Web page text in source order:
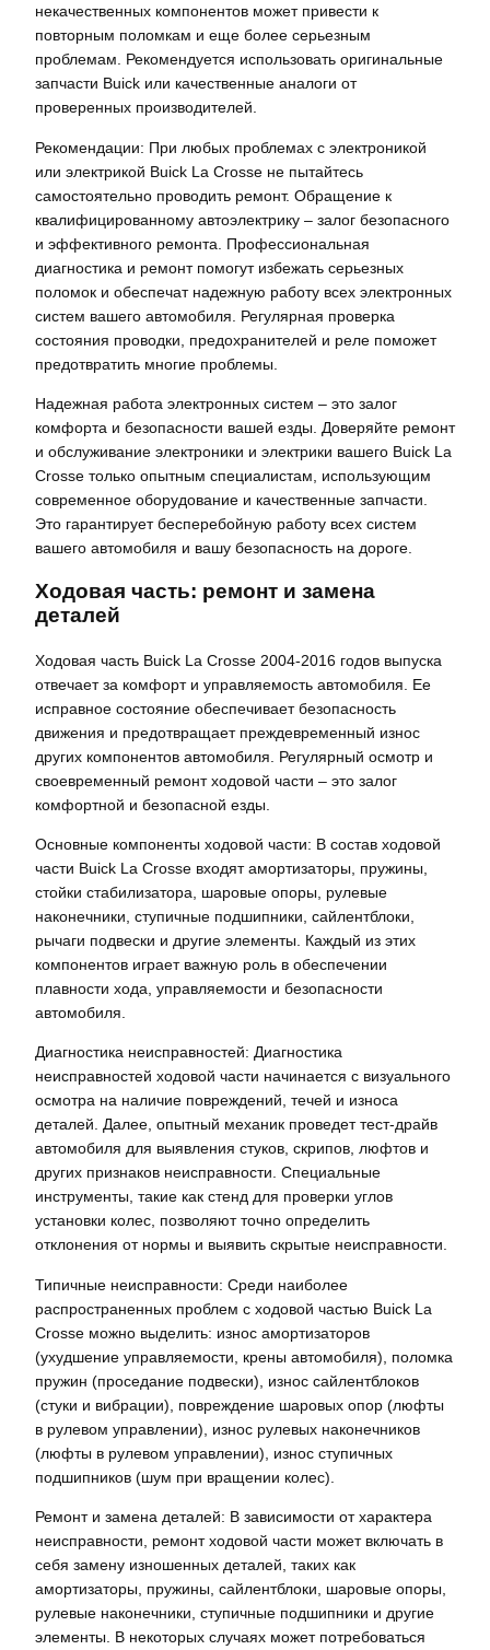
некачественных компонентов может привести к
повторным поломкам и еще более серьезным
проблемам. Рекомендуется использовать оригинальные
запчасти Buick или качественные аналоги от
проверенных производителей.
Рекомендации: При любых проблемах с электроникой
или электрикой Buick La Crosse не пытайтесь
самостоятельно проводить ремонт. Обращение к
квалифицированному автоэлектрику – залог безопасного
и эффективного ремонта. Профессиональная
диагностика и ремонт помогут избежать серьезных
поломок и обеспечат надежную работу всех электронных
систем вашего автомобиля. Регулярная проверка
состояния проводки, предохранителей и реле поможет
предотвратить многие проблемы.
Надежная работа электронных систем – это залог
комфорта и безопасности вашей езды. Доверяйте ремонт
и обслуживание электроники и электрики вашего Buick La
Crosse только опытным специалистам, использующим
современное оборудование и качественные запчасти.
Это гарантирует бесперебойную работу всех систем
вашего автомобиля и вашу безопасность на дороге.
Ходовая часть: ремонт и замена
деталей
Ходовая часть Buick La Crosse 2004-2016 годов выпуска
отвечает за комфорт и управляемость автомобиля. Ее
исправное состояние обеспечивает безопасность
движения и предотвращает преждевременный износ
других компонентов автомобиля. Регулярный осмотр и
своевременный ремонт ходовой части – это залог
комфортной и безопасной езды.
Основные компоненты ходовой части: В состав ходовой
части Buick La Crosse входят амортизаторы, пружины,
стойки стабилизатора, шаровые опоры, рулевые
наконечники, ступичные подшипники, сайлентблоки,
рычаги подвески и другие элементы. Каждый из этих
компонентов играет важную роль в обеспечении
плавности хода, управляемости и безопасности
автомобиля.
Диагностика неисправностей: Диагностика
неисправностей ходовой части начинается с визуального
осмотра на наличие повреждений, течей и износа
деталей. Далее, опытный механик проведет тест-драйв
автомобиля для выявления стуков, скрипов, люфтов и
других признаков неисправности. Специальные
инструменты, такие как стенд для проверки углов
установки колес, позволяют точно определить
отклонения от нормы и выявить скрытые неисправности.
Типичные неисправности: Среди наиболее
распространенных проблем с ходовой частью Buick La
Crosse можно выделить: износ амортизаторов
(ухудшение управляемости, крены автомобиля), поломка
пружин (проседание подвески), износ сайлентблоков
(стуки и вибрации), повреждение шаровых опор (люфты
в рулевом управлении), износ рулевых наконечников
(люфты в рулевом управлении), износ ступичных
подшипников (шум при вращении колес).
Ремонт и замена деталей: В зависимости от характера
неисправности, ремонт ходовой части может включать в
себя замену изношенных деталей, таких как
амортизаторы, пружины, сайлентблоки, шаровые опоры,
рулевые наконечники, ступичные подшипники и другие
элементы. В некоторых случаях может потребоваться